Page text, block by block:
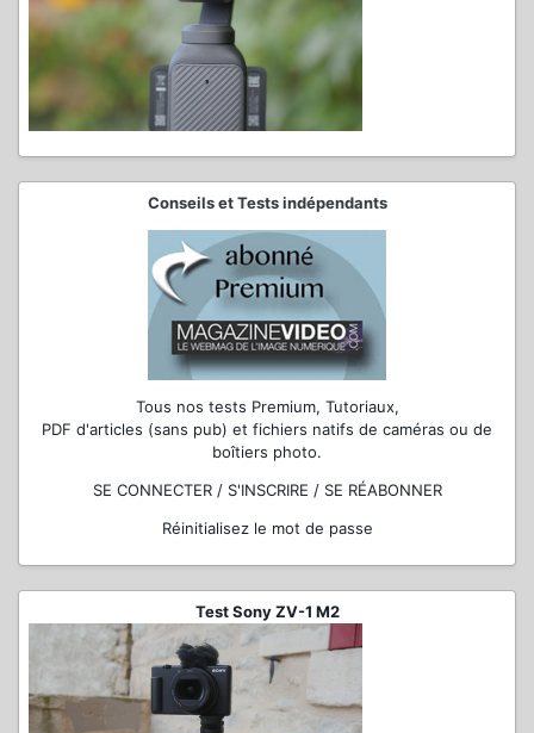
Conseils et Tests indépendants
Tous nos tests Premium, Tutoriaux,
PDF d'articles (sans pub) et fichiers natifs de caméras ou de
boîtiers photo.
SE CONNECTER / S'INSCRIRE / SE RÉABONNER
Réinitialisez le mot de passe
Test Sony ZV-1 M2